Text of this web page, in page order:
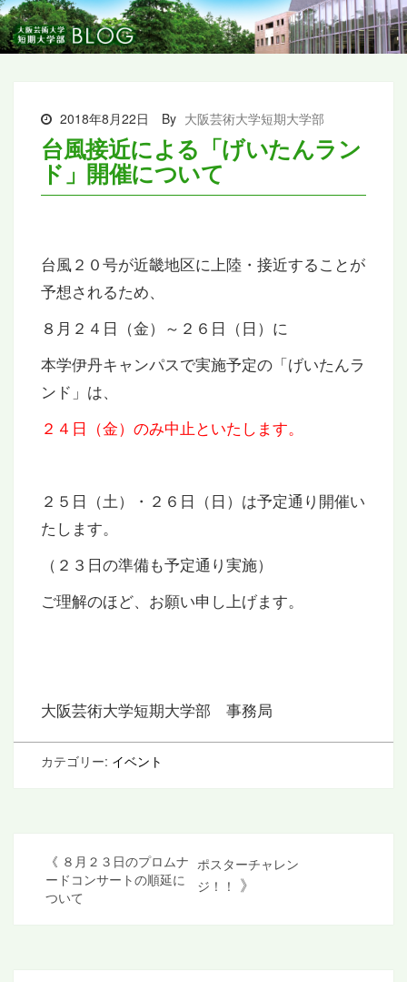
2018年8月22日 By 大阪芸術大学短期大学部
台風接近による「げいたんラン
ド」開催について
台風２０号が近畿地区に上陸・接近することが
予想されるため、
８月２４日（金）～２６日（日）に
本学伊丹キャンパスで実施予定の「げいたんラ
ンド」は、
２４日（金）のみ中止といたします。
２５日（土）・２６日（日）は予定通り開催い
たします。
（２３日の準備も予定通り実施）
ご理解のほど、お願い申し上げます。
大阪芸術大学短期大学部 事務局
カテゴリー: イベント
《 ８月２３日のプロムナ
ードコンサートの順延に
ついて
ポスターチャレン
ジ！！ 》